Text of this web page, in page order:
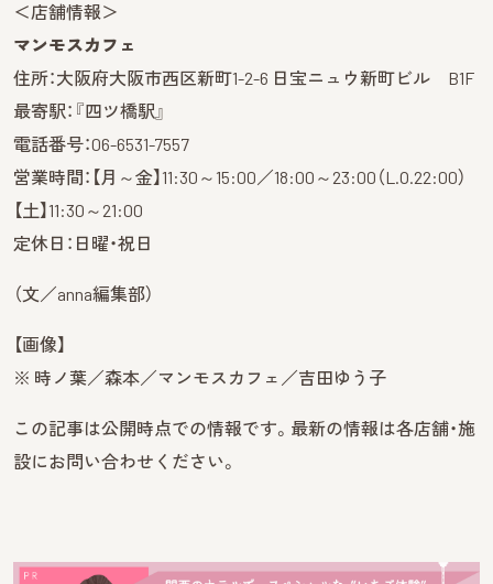
＜店舗情報＞
マンモスカフェ
住所：大阪府大阪市西区新町1-2-6 日宝ニュウ新町ビル B1F
最寄駅：『四ツ橋駅』
電話番号：06-6531-7557
営業時間：【月～金】11:30～15:00／18:00～23:00（L.O.22:00）
【土】11:30～21:00
定休日：日曜・祝日
（文／anna編集部）
【画像】
※ 時ノ葉／森本／マンモスカフェ／吉田ゆう子
この記事は公開時点での情報です。最新の情報は各店舗・施
設にお問い合わせください。